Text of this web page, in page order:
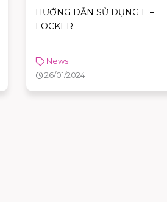
HƯỚNG DẪN SỬ DỤNG E –
LOCKER
News
26/01/2024